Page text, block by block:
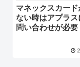
マネックスカード
ない時はアプラス
問い合わせが必要